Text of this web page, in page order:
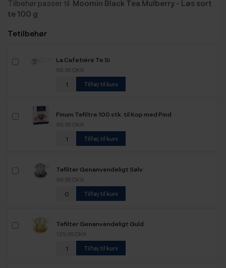
Tilbehør passer til Moomin Black Tea Mulberry - Løs sort
te 100 g
Tetilbehør
La Cafetiére Te Si
69,95 DKK
Tilføj til kurv
Finum Tefiltre 100 stk. til Kop med Pind
99,95 DKK
Tilføj til kurv
Tefilter Genanvendeligt Sølv
99,95 DKK
Tilføj til kurv
Tefilter Genanvendeligt Guld
129,95 DKK
Tilføj til kurv